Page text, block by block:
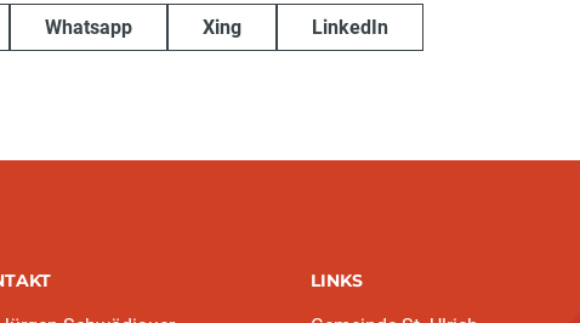
Whatsapp Xing LinkedIn
LINKS